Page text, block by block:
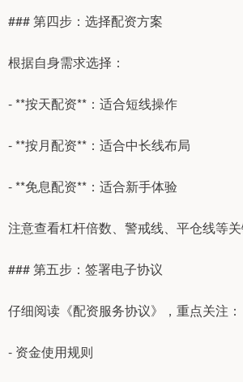
### 第四步：选择配资方案
根据自身需求选择：
- **按天配资**：适合短线操作
- **按月配资**：适合中长线布局
- **免息配资**：适合新手体验
注意查看杠杆倍数、警戒线、平仓线等关
### 第五步：签署电子协议
仔细阅读《配资服务协议》，重点关注：
- 资金使用规则